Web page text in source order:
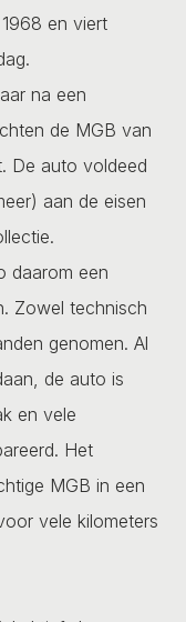
en viert
na een
de MGB van
De auto voldeed
aan de eisen
daarom een
Zowel technisch
genomen. Al
de auto is
en vele
Het
MGB in een
vele kilometers